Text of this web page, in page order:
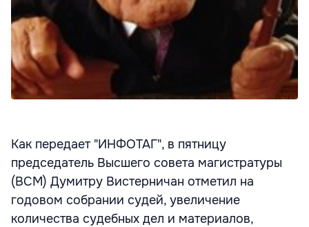
Как передает "ИНФОТАГ", в пятницу
председатель Высшего совета магистратуры
(ВСМ) Думитру Вистерничан отметил на
годовом собрании судей, увеличение
количества судебных дел и материалов,